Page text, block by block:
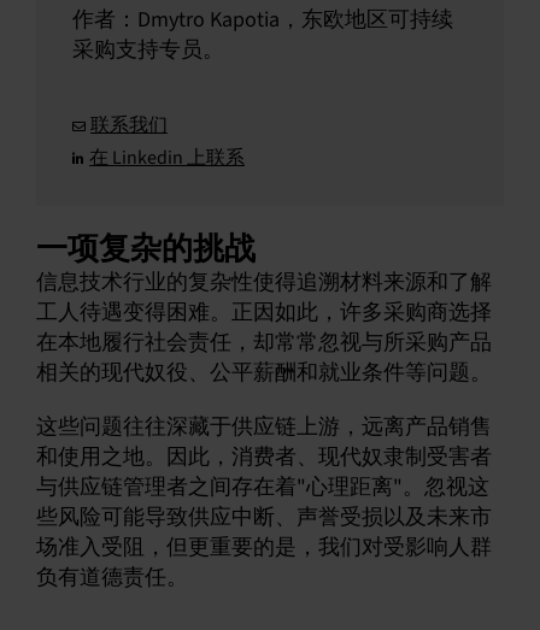
作者：Dmytro Kapotia，东欧地区可持续
采购支持专员。
联系我们
在 Linkedin 上联系
一项复杂的挑战
信息技术行业的复杂性使得追溯材料来源和了解
工人待遇变得困难。正因如此，许多采购商选择
在本地履行社会责任，却常常忽视与所采购产品
相关的现代奴役、公平薪酬和就业条件等问题。
这些问题往往深藏于供应链上游，远离产品销售
和使用之地。因此，消费者、现代奴隶制受害者
与供应链管理者之间存在着"心理距离"。忽视这
些风险可能导致供应中断、声誉受损以及未来市
场准入受阻，但更重要的是，我们对受影响人群
负有道德责任。